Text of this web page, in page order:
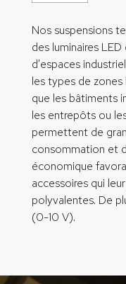
Nos suspensions
des luminaires
d'espaces
les types de
que les bâtiments
les entrepôts ou
permettent de
consommation et
économique
accessoires qui
polyvalentes. De
(0-10 V).